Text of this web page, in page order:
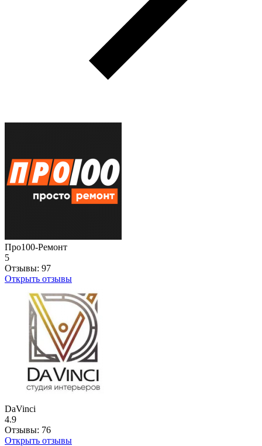
Про100-Ремонт
5
Отзывы: 97
Открыть отзывы
DaVinci
4.9
Отзывы: 76
Открыть отзывы